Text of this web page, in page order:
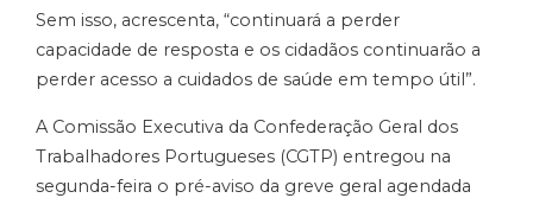
Sem isso, acrescenta, “continuará a perder
capacidade de resposta e os cidadãos continuarão a
perder acesso a cuidados de saúde em tempo útil”.
A Comissão Executiva da Confederação Geral dos
Trabalhadores Portugueses (CGTP) entregou na
segunda-feira o pré-aviso da greve geral agendada